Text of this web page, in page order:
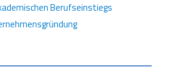
Berufseinstiegs